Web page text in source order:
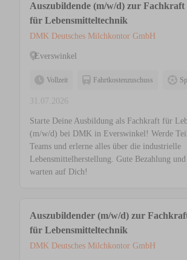
Auszubildende (m/w/d) zur Fachkraft
für Lebensmitteltechnik
DMK Deutsches Milchkontor GmbH
Everswinkel
Vollzeit Fahrtkostenzuschuss
31.07.2026
Starte Deine Ausbildung als Fachkraft für
(m/w/d) bei DMK in Everswinkel! Werde
Teams und erlerne alles über die industrielle
Lebensmittelherstellung. Gute Bezahlung
warten auf Dich!
Auszubildender (m/w/d) zur
für Lebensmitteltechnik
DMK Deutsches Milchkontor GmbH